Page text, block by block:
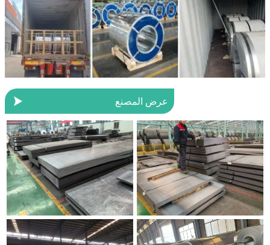
 عرض المصنع